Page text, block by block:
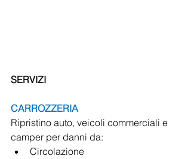
SERVIZI
CARROZZERIA
Ripristino auto, veicoli commerciali e
camper per danni da:
Circolazione